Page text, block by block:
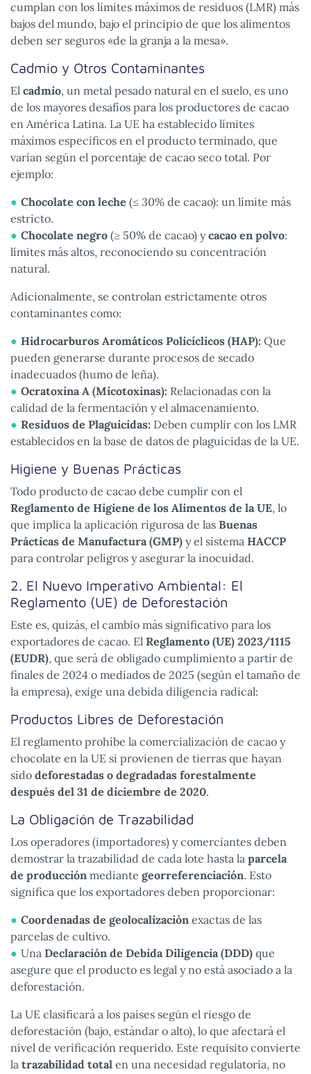
cumplan con los límites máximos de residuos (LMR) más
bajos del mundo, bajo el principio de que los alimentos
deben ser seguros «de la granja a la mesa».
Cadmio y Otros Contaminantes
El cadmio, un metal pesado natural en el suelo, es uno
de los mayores desafíos para los productores de cacao
en América Latina. La UE ha establecido límites
máximos específicos en el producto terminado, que
varían según el porcentaje de cacao seco total. Por
ejemplo:
Chocolate con leche (≤ 30% de cacao): un límite más
estricto.
Chocolate negro (≥ 50% de cacao) ycacao en polvo:
límites más altos, reconociendo su concentración
natural.
Adicionalmente, se controlan estrictamente otros
contaminantes como:
Hidrocarburos Aromáticos Policíclicos (HAP): Que
pueden generarse durante procesos de secado
inadecuados (humo de leña).
Ocratoxina A (Micotoxinas): Relacionadas con la
calidad de la fermentación y el almacenamiento.
Residuos de Plaguicidas: Deben cumplir con los LMR
establecidos en la base de datos de plaguicidas de la UE.
Higiene y Buenas Prácticas
Todo producto de cacao debe cumplir con el
Reglamento de Higiene de los Alimentos de la UE, lo
que implica la aplicación rigurosa de las Buenas
Prácticas de Manufactura (GMP) y el sistema HACCP
para controlar peligros y asegurar la inocuidad.
2. El Nuevo Imperativo Ambiental: El
Reglamento (UE) de Deforestación
Este es, quizás, el cambio más significativo para los
exportadores de cacao. El Reglamento (UE) 2023/1115
(EUDR), que será de obligado cumplimiento a partir de
finales de 2024 o mediados de 2025 (según el tamaño de
la empresa), exige una debida diligencia radical:
Productos Libres de Deforestación
El reglamento prohíbe la comercialización de cacao y
chocolate en la UE si provienen de tierras que hayan
sido deforestadas o degradadas forestalmente
después del 31 de diciembre de 2020.
La Obligación de Trazabilidad
Los operadores (importadores) y comerciantes deben
demostrar la trazabilidad de cada lote hasta la parcela
de producción mediante georreferenciación. Esto
significa que los exportadores deben proporcionar:
Coordenadas de geolocalización exactas de las
parcelas de cultivo.
Una Declaración de Debida Diligencia (DDD) que
asegure que el producto es legal y no está asociado a la
deforestación.
La UE clasificará a los países según el riesgo de
deforestación (bajo, estándar o alto), lo que afectará el
nivel de verificación requerido. Este requisito convierte
la trazabilidad total en una necesidad regulatoria, no